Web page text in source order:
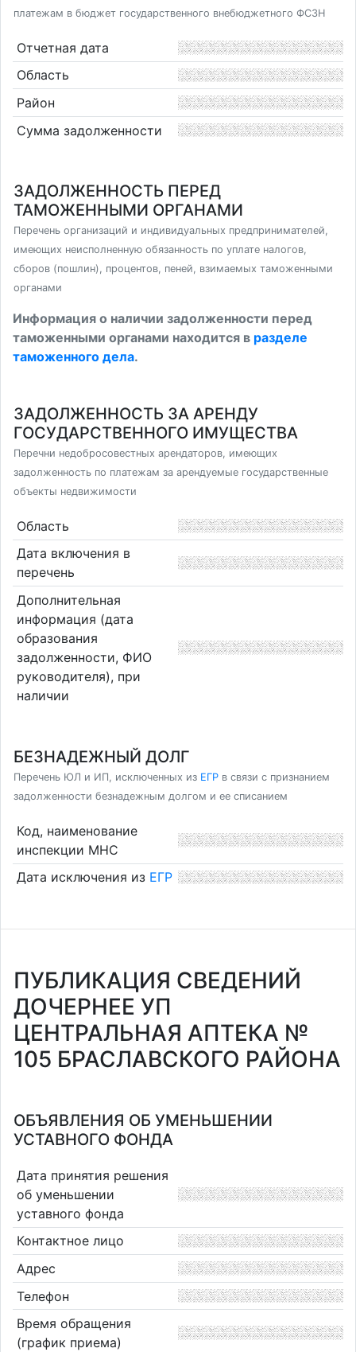
платежам в бюджет государственного внебюджетного ФСЗН
Отчетная дата
Область
Район
Сумма задолженности
ЗАДОЛЖЕННОСТЬ ПЕРЕД
ТАМОЖЕННЫМИ ОРГАНАМИ
Перечень организаций и индивидуальных предпринимателей,
имеющих неисполненную обязанность по уплате налогов,
сборов (пошлин), процентов, пеней, взимаемых таможенными
органами
Информация о наличии задолженности перед
таможенными органами находится в разделе
таможенного дела.
ЗАДОЛЖЕННОСТЬ ЗА АРЕНДУ
ГОСУДАРСТВЕННОГО ИМУЩЕСТВА
Перечни недобросовестных арендаторов, имеющих
задолженность по платежам за арендуемые государственные
объекты недвижимости
Область
Дата включения в
перечень
Дополнительная
информация (дата
образования
задолженности, ФИО
руководителя), при
наличии
БЕЗНАДЕЖНЫЙ ДОЛГ
Перечень ЮЛ и ИП, исключенных из ЕГР в связи с признанием
задолженности безнадежным долгом и ее списанием
Код, наименование
инспекции МНС
Дата исключения из ЕГР
ПУБЛИКАЦИЯ СВЕДЕНИЙ
ДОЧЕРНЕЕ УП
ЦЕНТРАЛЬНАЯ АПТЕКА №
105 БРАСЛАВСКОГО РАЙОНА
ОБЪЯВЛЕНИЯ ОБ УМЕНЬШЕНИИ
УСТАВНОГО ФОНДА
Дата принятия решения
об уменьшении
уставного фонда
Контактное лицо
Адрес
Телефон
Время обращения
(график приема)